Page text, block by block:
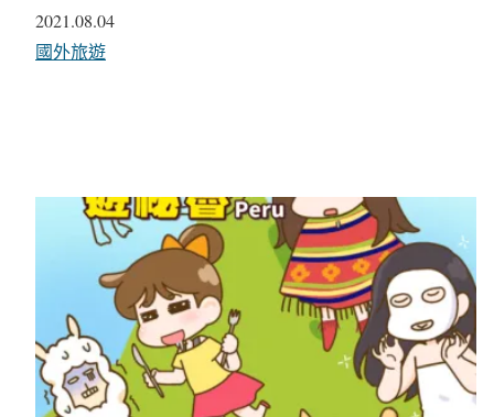
日期
2021.08.04
關於
國外旅遊